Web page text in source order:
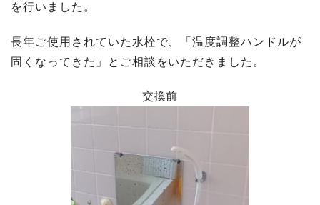
を行いました。
長年ご使用されていた水栓で、「温度調整ハンドルが
固くなってきた」とご相談をいただきました。
交換前